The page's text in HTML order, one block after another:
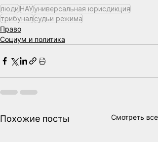
людиНАУуниверсальная юрисдикция
трибуналсудьи режима
Право
Социум и политика
Похожие посты Смотреть все